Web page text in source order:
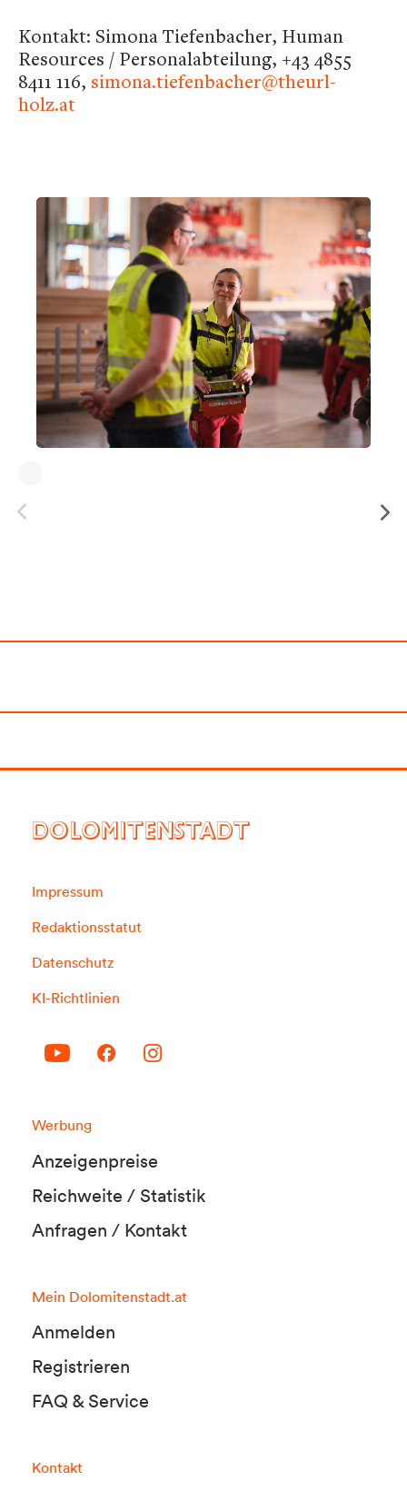
Kontakt: Simona Tiefenbacher, Human
Resources / Personalabteilung, +43 4855
8411 116, simona.tiefenbacher@theurl-
holz.at
DOLOMITENSTADT
Impressum
Redaktionsstatut
Datenschutz
KI-Richtlinien
Werbung
Anzeigenpreise
Reichweite / Statistik
Anfragen / Kontakt
Mein Dolomitenstadt.at
Anmelden
Registrieren
FAQ & Service
Kontakt